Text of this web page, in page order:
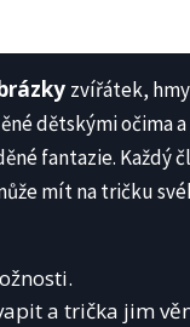
zvířátek,
dětskými očima
fantazie. Každý
mít na tričku
a trička jim